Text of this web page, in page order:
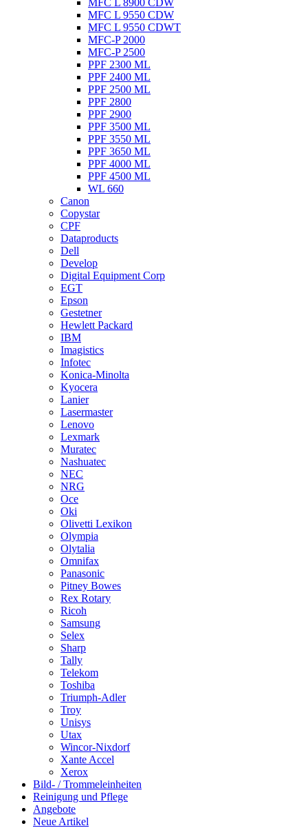
MFC L 9550 CDW
MFC L 9550 CDWT
MFC-P 2000
MFC-P 2500
PPF 2300 ML
PPF 2400 ML
PPF 2500 ML
PPF 2800
PPF 2900
PPF 3500 ML
PPF 3550 ML
PPF 3650 ML
PPF 4000 ML
PPF 4500 ML
WL 660
Canon
Copystar
CPF
Dataproducts
Dell
Develop
Digital Equipment Corp
EGT
Epson
Gestetner
Hewlett Packard
IBM
Imagistics
Infotec
Konica-Minolta
Kyocera
Lanier
Lasermaster
Lenovo
Lexmark
Muratec
Nashuatec
NEC
NRG
Oce
Oki
Olivetti Lexikon
Olympia
Olytalia
Omnifax
Panasonic
Pitney Bowes
Rex Rotary
Ricoh
Samsung
Selex
Sharp
Tally
Telekom
Toshiba
Triumph-Adler
Troy
Unisys
Utax
Wincor-Nixdorf
Xante Accel
Xerox
Bild- / Trommeleinheiten
Reinigung und Pflege
Angebote
Neue Artikel